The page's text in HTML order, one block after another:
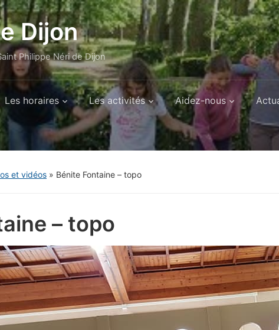
Dijon
Philippe Néri de Dijon
Les horaires Les activités Aidez-nous
et vidéos » Bénite Fontaine – topo
– topo